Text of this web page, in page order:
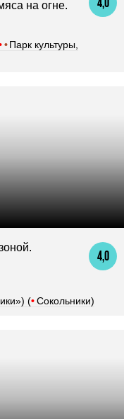
на огне.
• Парк культуры,
4,0
(•Сокольники)